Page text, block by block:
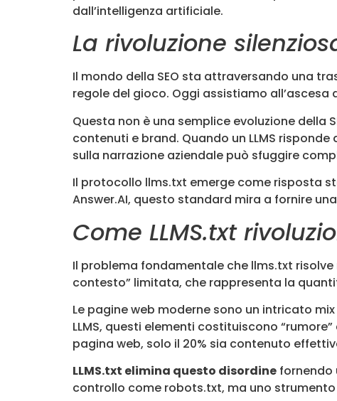
dall’intelligenza artificiale.
La rivoluzione
Il mondo della SEO sta attraversando una
regole del gioco. Oggi assistiamo all’ascesa
Questa non è una semplice evoluzione
contenuti e brand. Quando un LLMS
sulla narrazione aziendale può sfuggire
Il protocollo llms.txt emerge come risposta
Answer.AI, questo standard mira a fornire
Come LLMS.txt
Il problema fondamentale che llms.txt risolve
contesto” limitata, che rappresenta la
Le pagine web moderne sono un intricato
LLMS, questi elementi costituiscono
pagina web, solo il 20% sia contenuto
LLMS.txt elimina questo disordine fornendo
controllo come robots.txt, ma uno strumento